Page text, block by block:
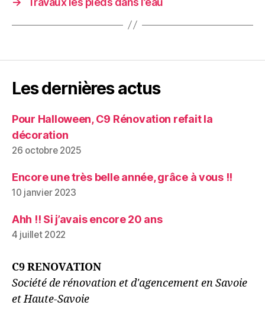
Les dernières actus
Pour Halloween, C9 Rénovation refait la
décoration
26 octobre 2025
Encore une très belle année, grâce à vous !!
10 janvier 2023
Ahh !! Si j’avais encore 20 ans
4 juillet 2022
C9 RENOVATION
Société de rénovation et d'agencement en Savoie
et Haute-Savoie